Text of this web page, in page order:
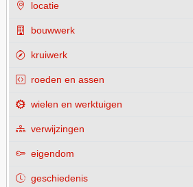
locatie
bouwwerk
kruiwerk
roeden en assen
wielen en werktuigen
verwijzingen
eigendom
geschiedenis